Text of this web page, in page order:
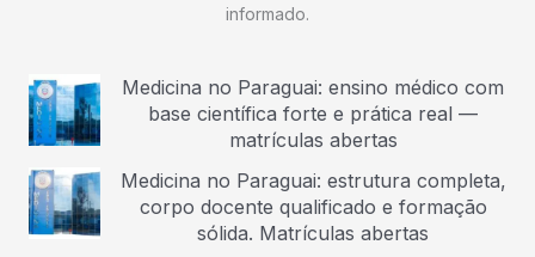
informado.
Medicina no Paraguai: ensino médico com
base científica forte e prática real —
matrículas abertas
Medicina no Paraguai: estrutura completa,
corpo docente qualificado e formação
sólida. Matrículas abertas